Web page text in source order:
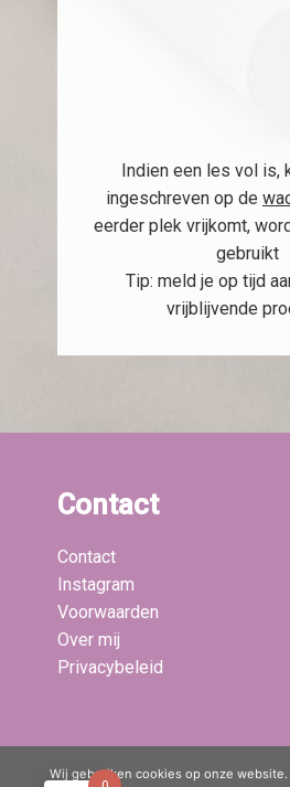
Indien een les vol is,
ingeschreven op de
eerder plek vrijkomt,
gebruikt
Tip: meld je op tijd
vrijblijvende
Contact
Contact
Instagram
Voorwaarden
Over mij
Privacybeleid
Laatste blogs:
Wij gebruiken cookies op onze